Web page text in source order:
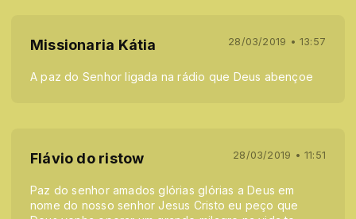
Missionaria Kátia 28/03/2019 • 13:57
A paz do Senhor ligada na rádio que Deus abençoe
Flávio do ristow 28/03/2019 • 11:51
Paz do senhor amados glórias glórias a Deus em
nome do nosso senhor Jesus Cristo eu peço que